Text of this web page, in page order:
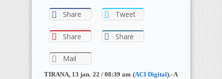
Share Tweet
Share Share
Mail
TIRANA, 13 jan. 22 / 08:39 am (ACI Digital).- A